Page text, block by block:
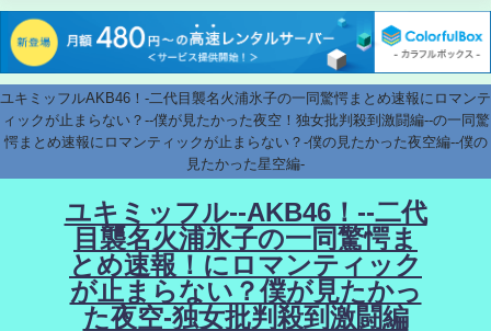
ユキミッフルAKB46！-二代目襲名火浦氷子の一同驚愕まとめ速報にロマンテ
ィックが止まらない？--僕が見たかった夜空！独女批判殺到激闘編--の一同驚
愕まとめ速報にロマンティックが止まらない？-僕の見たかった夜空編--僕の
見たかった星空編-
ユキミッフル--AKB46！--二代
目襲名火浦氷子の一同驚愕ま
とめ速報！にロマンティック
が止まらない？僕が見たかっ
た夜空-独女批判殺到激闘編